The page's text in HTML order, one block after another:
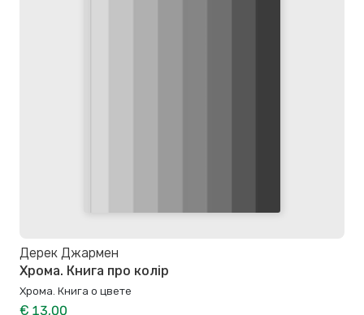
Дерек Джармен
Хрома. Книга про колір
Хрома. Книга о цвете
€ 13,00